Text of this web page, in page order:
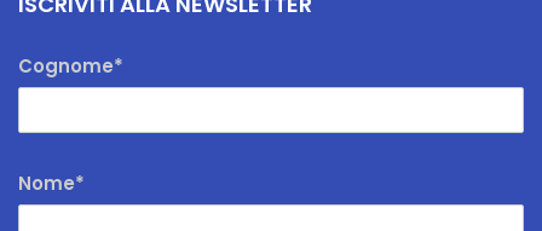
Cognome*
Nome*